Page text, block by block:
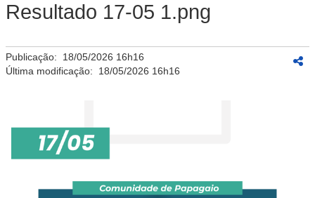
Resultado 17-05 1.png
Publicação: 18/05/2026 16h16
Última modificação: 18/05/2026 16h16